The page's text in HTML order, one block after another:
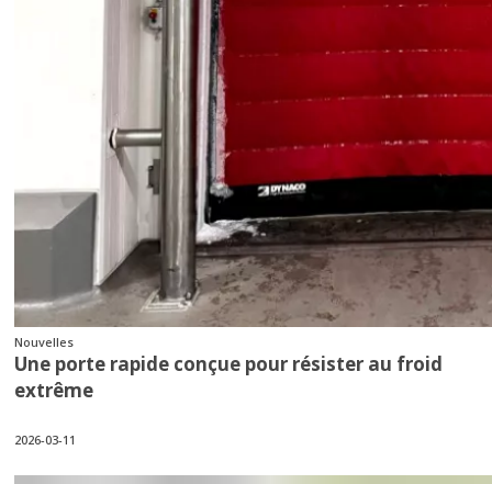
Nouvelles
Une porte rapide conçue pour résister au froid
extrême
2026-03-11